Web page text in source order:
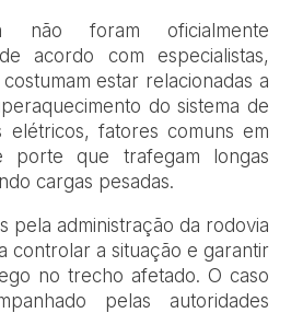
não foram oficialmente
acordo com especialistas,
estar relacionadas a
do sistema de
fatores comuns em
porte que trafegam longas
cargas pesadas.
pela administração da rodovia
controlar a situação e garantir
no trecho afetado. O caso
pelas autoridades